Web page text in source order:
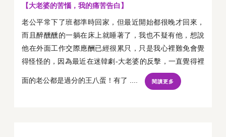
【大老婆的苦惱，我的痛苦告白】
老公平常下了班都準時回家，但最近開始都很晚才回來，
而且醉醺醺的一躺在床上就睡著了，我也不疑有他，想說
他在外面工作交際應酬已經很累只，只是我心裡難免會覺
得怪怪的，因為最近在迷韓劇-大老婆的反擊，一直覺得裡
面的老公都是過分的王八蛋！有了 .... 閱讀更多